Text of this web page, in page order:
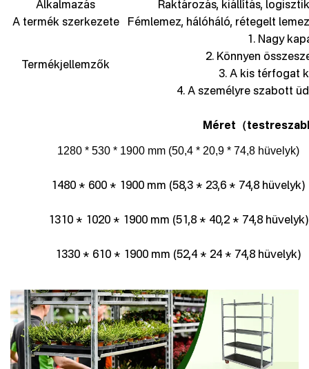
Alkalmazás
Raktározás, kiállítás,
A termék szerkezete
Fémlemez, hálóháló, rétegelt
Termékjellemzők
1. Nagy
2. Könnyen
3. A kis térfogat
4. A személyre szabott
Méret （
1280 * 530 * 1900 mm (50,4 * 20,9 * 74,8 hüvelyk)
1480 * 600 * 1900 mm (58,3 * 23,6 * 74,8 hüvelyk)
1310 * 1020 * 1900 mm (51,8 * 40,2 * 74,8 hüvelyk)
1330 * 610 * 1900 mm (52,4 * 24 * 74,8 hüvelyk)